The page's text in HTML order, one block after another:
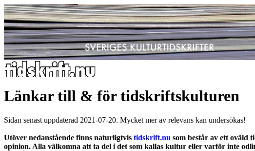
Länkar till & för tidskriftskulturen
Sidan senast uppdaterad 2021-07-20. Mycket mer av relevans kan undersökas!
Utöver nedanstående finns naturligtvis tidskrift.nu som består av ett oväld
opinion. Alla välkomna att ta del i det som kallas kultur eller varför inte